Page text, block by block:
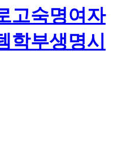
고숙명여자
학부생명시